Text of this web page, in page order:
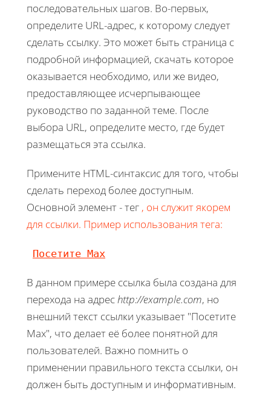
последовательных шагов. Во-первых,
определите URL-адрес, к которому следует
сделать ссылку. Это может быть страница с
подробной информацией, скачать которое
оказывается необходимо, или же видео,
предоставляющее исчерпывающее
руководство по заданной теме. После
выбора URL, определите место, где будет
размещаться эта ссылка.
Примените HTML-синтаксис для того, чтобы
сделать переход более доступным.
Основной элемент - тег , он служит якорем
для ссылки. Пример использования тега:
Посетите Max
В данном примере ссылка была создана для
перехода на адресhttp://example.com, но
внешний текст ссылки указывает "Посетите
Max", что делает её более понятной для
пользователей. Важно помнить о
применении правильного текста ссылки, он
должен быть доступным и информативным.